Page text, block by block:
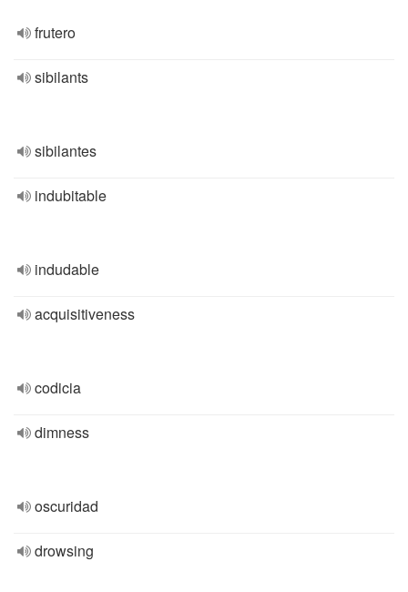
frutero
sibilants
sibilantes
indubitable
indudable
acquisitiveness
codicia
dimness
oscuridad
drowsing